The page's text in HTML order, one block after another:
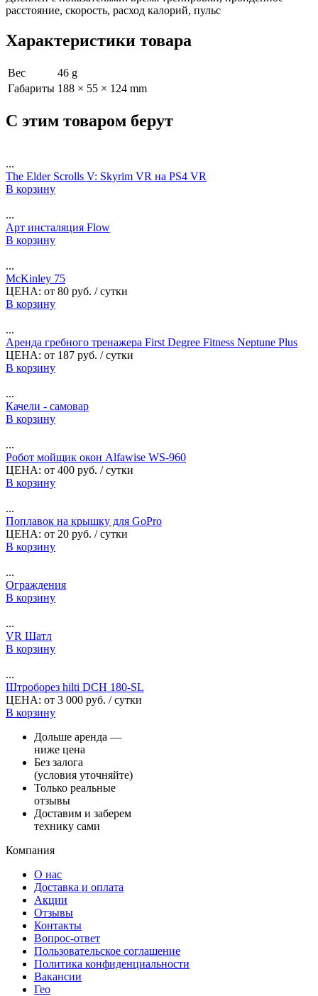
расстояние, скорость, расход калорий, пульс
Характеристики товара
Вес
46 g
Габариты 188 × 55 × 124 mm
С этим товаром берут
...
The Elder Scrolls V: Skyrim VR на PS4 VR
В корзину
...
Арт инсталяция Flow
В корзину
...
McKinley 75
ЦЕНА: от 80 руб. / сутки
В корзину
...
Аренда гребного тренажера First Degree Fitness Neptune Plus
ЦЕНА: от 187 руб. / сутки
В корзину
...
Качели - самовар
В корзину
...
Робот мойщик окон Alfawise WS-960
ЦЕНА: от 400 руб. / сутки
В корзину
...
Поплавок на крышку для GoPro
ЦЕНА: от 20 руб. / сутки
В корзину
...
Ограждения
В корзину
...
VR Шатл
В корзину
...
Штроборез hilti DCH 180-SL
ЦЕНА: от 3 000 руб. / сутки
В корзину
Дольше аренда —
ниже цена
Без залога
(условия уточняйте)
Только реальные
отзывы
Доставим и заберем
технику сами
Компания
О нас
Доставка и оплата
Акции
Отзывы
Контакты
Вопрос-ответ
Пользовательское соглашение
Политика конфиденциальности
Вакансии
Гео